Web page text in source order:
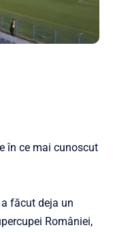
în ce mai cunoscut
făcut deja un
României,